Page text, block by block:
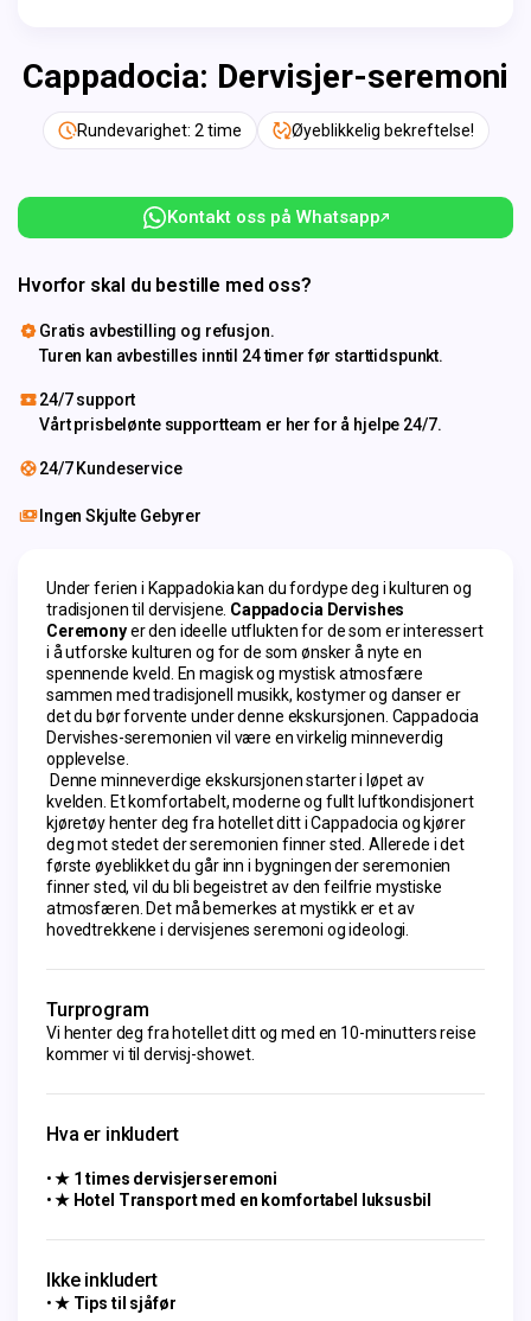
Cappadocia: Dervisjer-seremoni
Rundevarighet: 2 time Øyeblikkelig bekreftelse!
Kontakt oss på Whatsapp
Hvorfor skal du bestille med oss?
Gratis avbestilling og refusjon.
Turen kan avbestilles inntil 24 timer før starttidspunkt.
24/7 support
Vårt prisbelønte supportteam er her for å hjelpe 24/7.
24/7 Kundeservice
Ingen Skjulte Gebyrer
Under ferien i Kappadokia kan du fordype deg i kulturen og
tradisjonen til dervisjene. Cappadocia Dervishes
Ceremony er den ideelle utflukten for de som er interessert
i å utforske kulturen og for de som ønsker å nyte en
spennende kveld. En magisk og mystisk atmosfære
sammen med tradisjonell musikk, kostymer og danser er
det du bør forvente under denne ekskursjonen. Cappadocia
Dervishes-seremonien vil være en virkelig minneverdig
opplevelse.
kvelden. Et komfortabelt, moderne og fullt luftkondisjonert
kjøretøy henter deg fra hotellet ditt i Cappadocia og kjører
deg mot stedet der seremonien finner sted. Allerede i det
første øyeblikket du går inn i bygningen der seremonien
finner sted, vil du bli begeistret av den feilfrie mystiske
atmosfæren. Det må bemerkes at mystikk er et av
hovedtrekkene i dervisjenes seremoni og ideologi.
Turprogram
Vi henter deg fra hotellet ditt og med en 10-minutters reise
kommer vi til dervisj-showet.
Hva er inkludert
★ 1 times dervisjerseremoni
★ Hotel Transport med en komfortabel luksusbil
Ikke inkludert
★ Tips til sjåfør